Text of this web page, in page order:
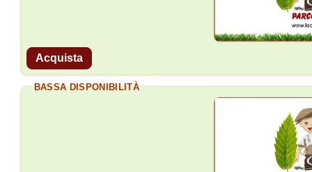
Acquista
BASSA DISPONIBILITÀ